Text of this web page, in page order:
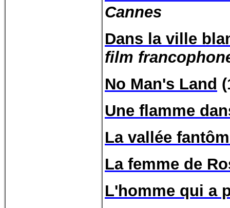
Cannes
Dans la ville
film
No Man's Land
Une flamme
La vallée
La femme de
L'homme qui a